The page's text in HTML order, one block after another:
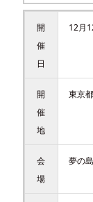
開
催
日
12月
開
催
地
東京都
会
場
夢の